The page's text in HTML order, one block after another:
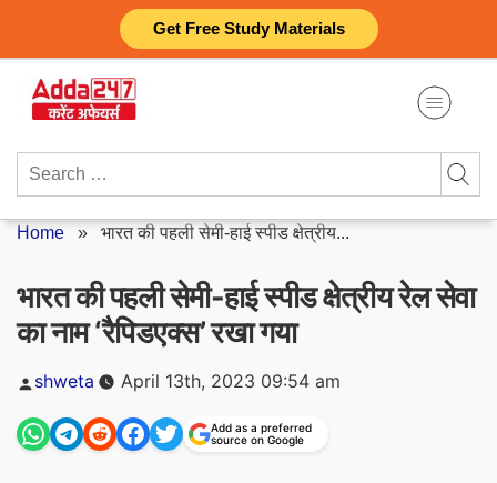
Get Free Study Materials
content
Search
Home » भारत की पहली सेमी-हाई स्पीड क्षेत्रीय...
भारत की पहली सेमी-हाई स्पीड क्षेत्रीय रेल सेवा
का नाम ‘रैपिडएक्स’ रखा गया
Posted
by
shweta April 13th, 2023 09:54 am
Add as a preferred
source on Google